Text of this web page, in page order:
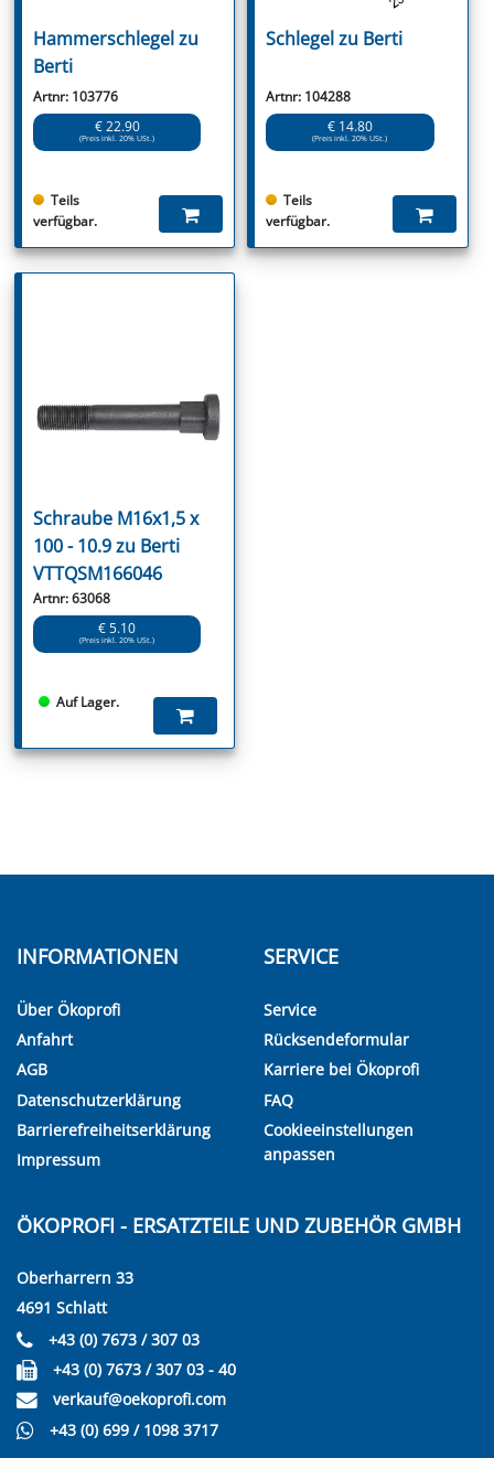
Hammerschlegel zu
Berti
Artnr: 103776
€ 22.90
(Preis inkl. 20% USt.)
Teils
verfügbar.
Schlegel zu Berti
Artnr: 104288
€ 14.80
(Preis inkl. 20% USt.)
Teils
verfügbar.
Schraube M16x1,5 x
100 - 10.9 zu Berti
VTTQSM166046
Artnr: 63068
€ 5.10
(Preis inkl. 20% USt.)
Auf Lager.
INFORMATIONEN
Über Ökoprofi
Anfahrt
AGB
Datenschutzerklärung
Barrierefreiheitserklärung
Impressum
SERVICE
Service
Rücksendeformular
Karriere bei Ökoprofi
FAQ
Cookieeinstellungen
anpassen
ÖKOPROFI - ERSATZTEILE UND ZUBEHÖR GMBH
Oberharrern 33
4691 Schlatt
+43 (0) 7673 / 307 03
+43 (0) 7673 / 307 03 - 40
verkauf@oekoprofi.com
+43 (0) 699 / 1098 3717